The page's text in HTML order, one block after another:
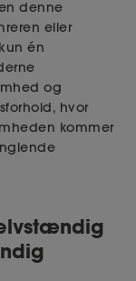
denne
eller
én
og
hvor
kommer